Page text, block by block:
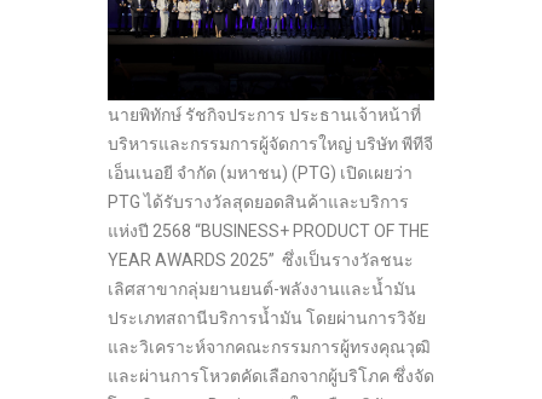
นายพิทักษ์ รัชกิจประการ ประธานเจ้าหน้าที่
บริหารและกรรมการผู้จัดการใหญ่ บริษัท พีทีจี
เอ็นเนอยี จำกัด (มหาชน) (PTG) เปิดเผยว่า
PTG ได้รับรางวัลสุดยอดสินค้าและบริการ
แห่งปี 2568 “BUSINESS+ PRODUCT OF THE
YEAR AWARDS 2025” ซึ่งเป็นรางวัลชนะ
เลิศสาขากลุ่มยานยนต์-พลังงานและน้ำมัน
ประเภทสถานีบริการน้ำมัน โดยผ่านการวิจัย
และวิเคราะห์จากคณะกรรมการผู้ทรงคุณวุฒิ
และผ่านการโหวตคัดเลือกจากผู้บริโภค ซึ่งจัด